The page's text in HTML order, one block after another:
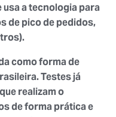
usa a tecnologia para
de pico de pedidos,
como forma de
Testes já
realizam o
de forma prática e